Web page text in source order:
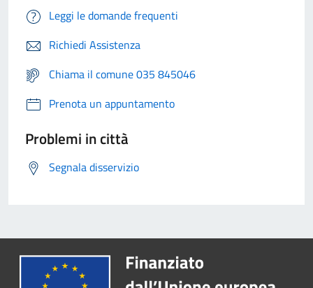
Leggi le domande frequenti
Richiedi Assistenza
Chiama il comune 035 845046
Prenota un appuntamento
Problemi in città
Segnala disservizio